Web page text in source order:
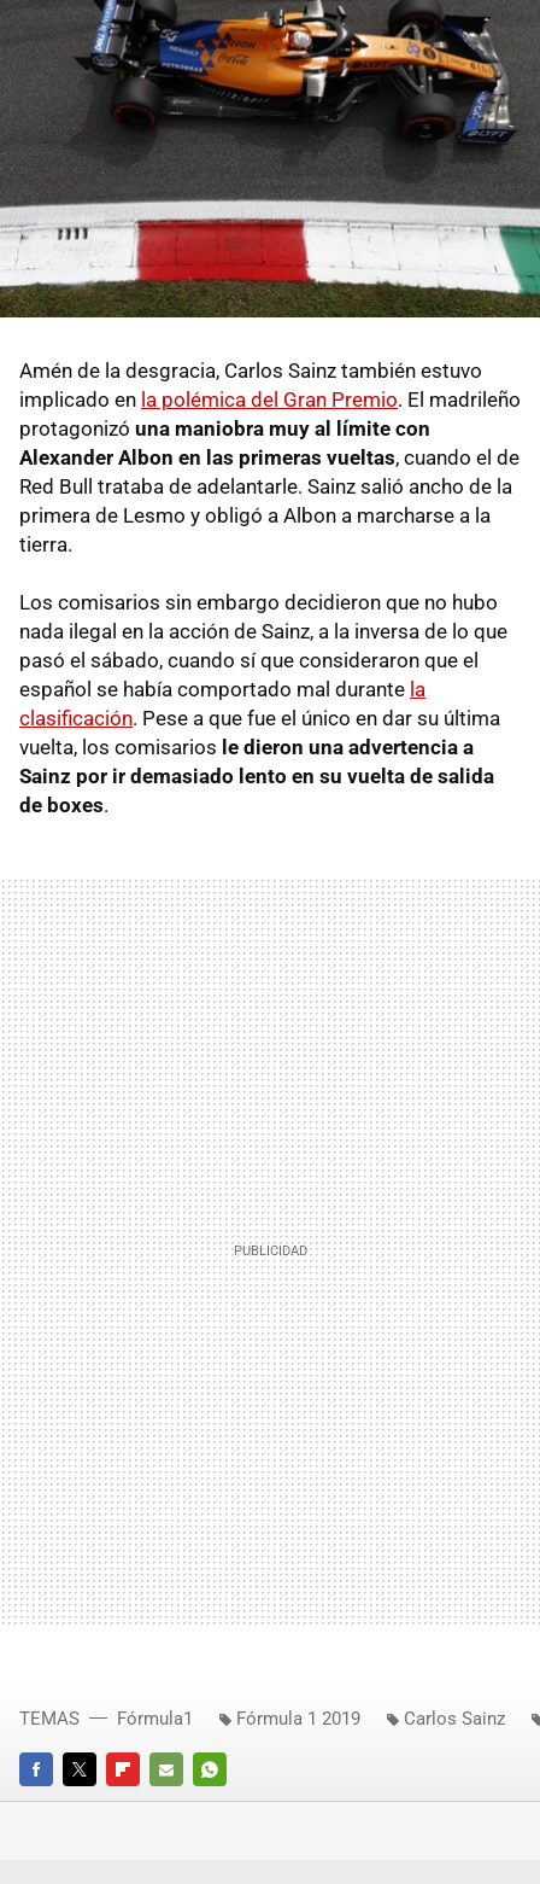
Amén de la desgracia, Carlos Sainz también estuvo
implicado en la polémica del Gran Premio. El madrileño
protagonizó una maniobra muy al límite con
Alexander Albon en las primeras vueltas, cuando el de
Red Bull trataba de adelantarle. Sainz salió ancho de la
primera de Lesmo y obligó a Albon a marcharse a la
tierra.
Los comisarios sin embargo decidieron que no hubo
nada ilegal en la acción de Sainz, a la inversa de lo que
pasó el sábado, cuando sí que consideraron que el
español se había comportado mal durante la
clasificación. Pese a que fue el único en dar su última
vuelta, los comisarios le dieron una advertencia a
Sainz por ir demasiado lento en su vuelta de salida
de boxes.
FACEBOOKTWITTERFLIPBOARD
E-
WHATSAPP
TEMAS Fórmula1 Fórmula 1 2019 Carlos Sainz